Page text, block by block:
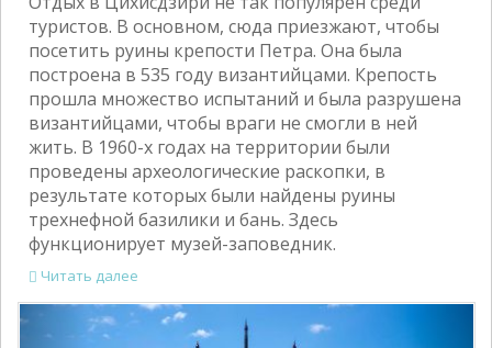
туристов. В основном, сюда приезжают, чтобы
посетить руины крепости Петра. Она была
построена в 535 году византийцами. Крепость
прошла множество испытаний и была разрушена
византийцами, чтобы враги не смогли в ней
жить. В 1960-х годах на территории были
проведены археологические раскопки, в
результате которых были найдены руины
трехнефной базилики и бань. Здесь
функционирует музей-заповедник.
Читать далее
Previous